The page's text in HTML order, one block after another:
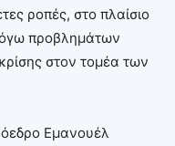
ροπές, στο πλαίσιο
προβλημάτων
στον τομέα των
Εμανουέλ